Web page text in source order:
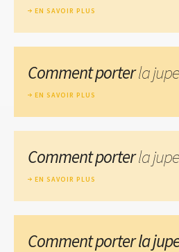
EN SAVOIR PLUS
Comment porterla
EN SAVOIR PLUS
Comment porterla
EN SAVOIR PLUS
Comment porter la